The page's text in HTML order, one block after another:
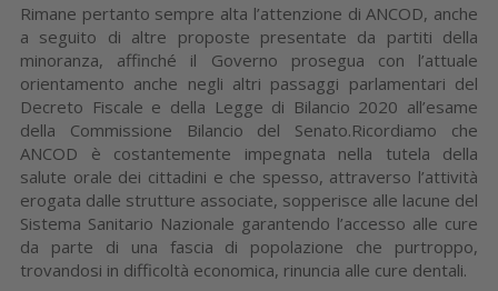
Rimane pertanto sempre alta l’attenzione di ANCOD, anche
a seguito di altre proposte presentate da partiti della
minoranza, affinché il Governo prosegua con l’attuale
orientamento anche negli altri passaggi parlamentari del
Decreto Fiscale e della Legge di Bilancio 2020 all’esame
della Commissione Bilancio del Senato.Ricordiamo che
ANCOD è costantemente impegnata nella tutela della
salute orale dei cittadini e che spesso, attraverso l’attività
erogata dalle strutture associate, sopperisce alle lacune del
Sistema Sanitario Nazionale garantendo l’accesso alle cure
da parte di una fascia di popolazione che purtroppo,
trovandosi in difficoltà economica, rinuncia alle cure dentali.